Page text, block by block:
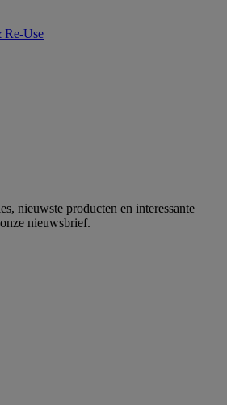
Re-Use
nieuwste producten en interessante
nieuwsbrief.